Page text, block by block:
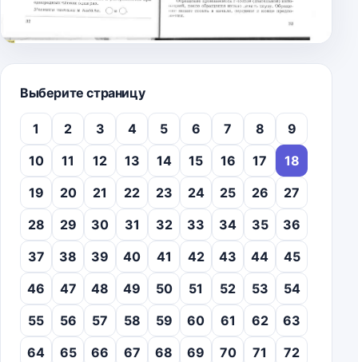
Выберите страницу
1 2 3 4 5 6 7 8
9
10
11 12 13 14 15 16 17
18
19
20 21 22 23 24 25 26
27
28
29 30 31 32 33 34 35
36
37
38 39 40 41 42 43 44
45
46
47 48 49 50 51 52 53
54
55
56 57 58 59 60 61 62
63
64
65 66 67 68 69 70 71
72